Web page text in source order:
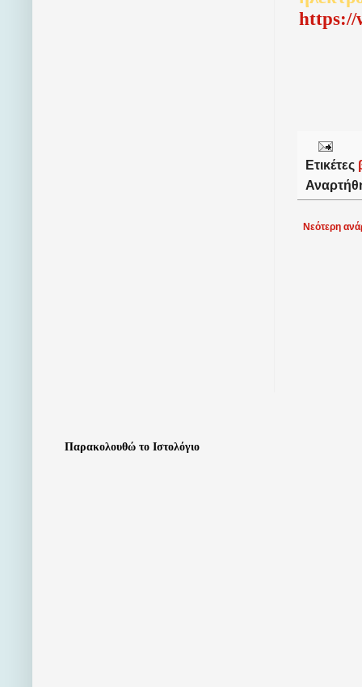
https://
Ετικέτες
Νεότερη
Παρακολουθώ το Ιστολόγιο